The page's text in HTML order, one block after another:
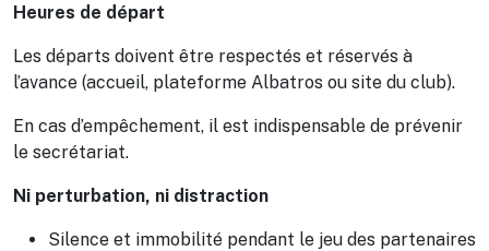
Heures de départ
Les départs doivent être respectés et réservés à
l’avance (accueil, plateforme Albatros ou site du club).
En cas d’empêchement, il est indispensable de prévenir
le secrétariat.
Ni perturbation, ni distraction
Silence et immobilité pendant le jeu des partenaires